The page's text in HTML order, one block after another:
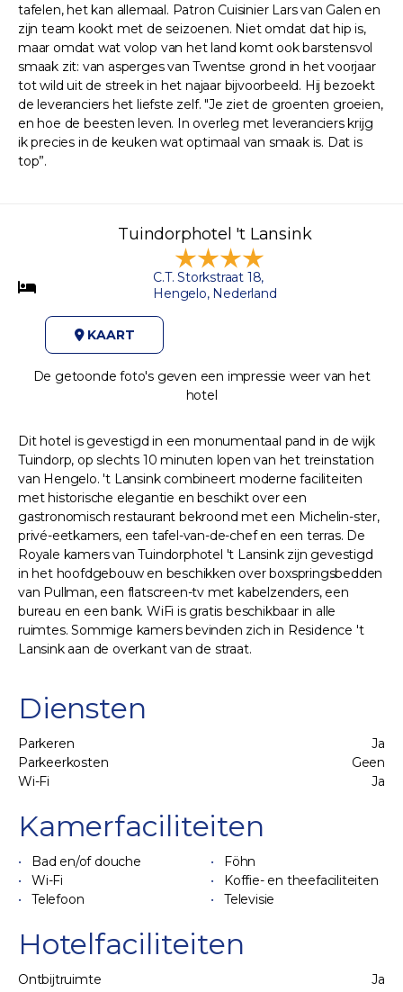
tafelen, het kan allemaal. Patron Cuisinier Lars van Galen en
zijn team kookt met de seizoenen. Niet omdat dat hip is,
maar omdat wat volop van het land komt ook barstensvol
smaak zit: van asperges van Twentse grond in het voorjaar
tot wild uit de streek in het najaar bijvoorbeeld. Hij bezoekt
de leveranciers het liefste zelf. "Je ziet de groenten groeien,
en hoe de beesten leven. In overleg met leveranciers krijg
ik precies in de keuken wat optimaal van smaak is. Dat is
top”.
Tuindorphotel 't Lansink
C.T. Storkstraat 18,
Hengelo, Nederland
KAART
De getoonde foto's geven een impressie weer van het
hotel
Dit hotel is gevestigd in een monumentaal pand in de wijk
Tuindorp, op slechts 10 minuten lopen van het treinstation
van Hengelo. 't Lansink combineert moderne faciliteiten
met historische elegantie en beschikt over een
gastronomisch restaurant bekroond met een Michelin-ster,
privé-eetkamers, een tafel-van-de-chef en een terras. De
Royale kamers van Tuindorphotel 't Lansink zijn gevestigd
in het hoofdgebouw en beschikken over boxspringsbedden
van Pullman, een flatscreen-tv met kabelzenders, een
bureau en een bank. WiFi is gratis beschikbaar in alle
ruimtes. Sommige kamers bevinden zich in Residence 't
Lansink aan de overkant van de straat.
Diensten
Parkeren
Ja
Parkeerkosten
Geen
Wi-Fi
Ja
Kamerfaciliteiten
Bad en/of douche
Föhn
Wi-Fi
Koffie- en theefaciliteiten
Telefoon
Televisie
Hotelfaciliteiten
Ontbijtruimte
Ja